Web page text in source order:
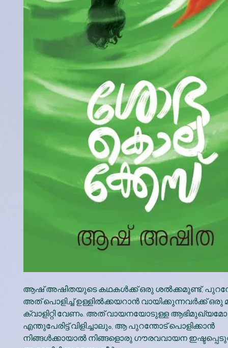
ആഷ് അഷിതയുടെ കഥകള്‍ക്ക് ഒരു ശല്‍ക്കമുണ്ട്,
അത് പൊളിച്ച് ഉള്ളില്‍ക്കയറാന്‍ വായിക്കുന്നവര്‍ക്ക് ഒരു
ക്വാളിറ്റി വേണം. അത് വായനയോടുള്ള
എന്തുപേരിട്ട് വിളിച്ചാലും, ആ പുറന്തോട് പൊളിക്കാന്‍
നിങ്ങള്‍ക്കായാല്‍ നിങ്ങളൊരു ഗൗരവവായന